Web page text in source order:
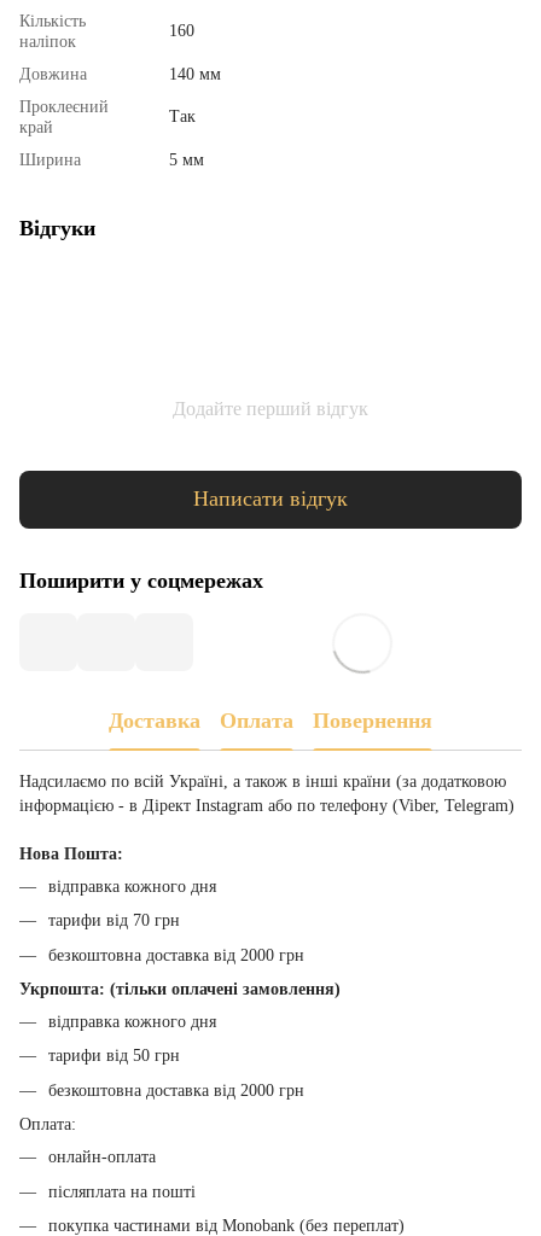
Кількість
наліпок
160
Довжина
140 мм
Проклеєний
край
Так
Ширина 5 мм
Відгуки
Додайте перший відгук
Написати відгук
Поширити у соцмережах
Доставка Оплата Повернення
Надсилаємо по всій Україні, а також в інші країни (за додатковою
інформацією - в Дірект Instagram або по телефону (Viber, Telegram)
Нова Пошта:
відправка кожного дня
тарифи від 70 грн
безкоштовна доставка від 2000 грн
Укрпошта: (тільки оплачені замовлення)
відправка кожного дня
тарифи від 50 грн
безкоштовна доставка від 2000 грн
Оплата:
онлайн-оплата
післяплата на пошті
покупка частинами від Monobank (без переплат)